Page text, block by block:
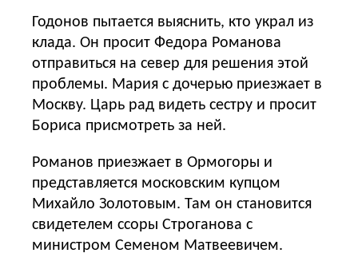
Годонов пытается выяснить, кто украл из
клада. Он просит Федора Романова
отправиться на север для решения этой
проблемы. Мария с дочерью приезжает в
Москву. Царь рад видеть сестру и просит
Бориса присмотреть за ней.
Романов приезжает в Ормогоры и
представляется московским купцом
Михайло Золотовым. Там он становится
свидетелем ссоры Строганова с
министром Семеном Матвеевичем.